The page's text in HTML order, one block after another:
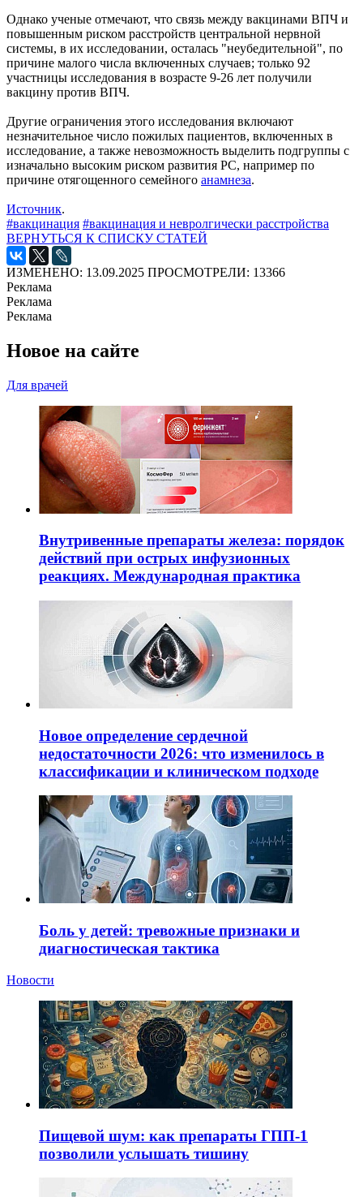
Однако ученые отмечают, что связь между вакцинами ВПЧ и
повышенным риском расстройств центральной нервной
системы, в их исследовании, осталась "неубедительной", по
причине малого числа включенных случаев; только 92
участницы исследования в возрасте 9-26 лет получили
вакцину против ВПЧ.
Другие ограничения этого исследования включают
незначительное число пожилых пациентов, включенных в
исследование, а также невозможность выделить подгруппы с
изначально высоким риском развития РС, например по
причине отягощенного семейного анамнеза.
Источник.
#вакцинация #вакцинация и невролгически расстройства
ВЕРНУТЬСЯ К СПИСКУ СТАТЕЙ
ИЗМЕНЕНО: 13.09.2025 ПРОСМОТРЕЛИ: 13366
Реклама
Реклама
Реклама
Новое на сайте
Для врачей
Внутривенные препараты железа: порядок
действий при острых инфузионных
реакциях. Международная практика
Новое определение сердечной
недостаточности 2026: что изменилось в
классификации и клиническом подходе
Боль у детей: тревожные признаки и
диагностическая тактика
Новости
Пищевой шум: как препараты ГПП-1
позволили услышать тишину